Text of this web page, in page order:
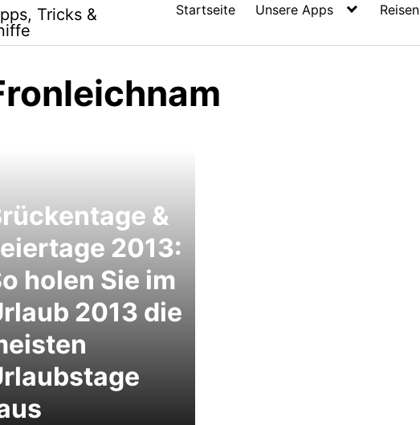
Tricks &
Startseite Unsere Apps Reisen
&
2013:
holen Sie im
2013 die